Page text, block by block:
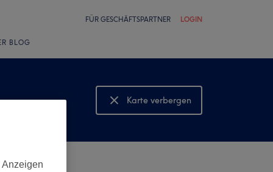
FÜR GESCHÄFTSPARTNER LOGIN
BLOG
Karte verbergen
Karte anzeigen